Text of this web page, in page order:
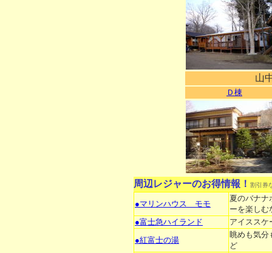
山
Ｄ棟
周辺レジャーのお得情報！ 割引券
●マリンハウス モモ
夏のバナナ
ーを楽しむ
●富士急ハイランド
アイススケ
●紅富士の湯
眺めも気分
ど